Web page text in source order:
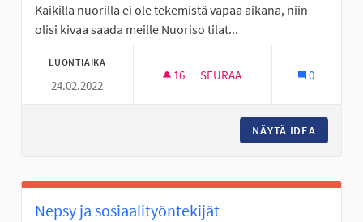
Kaikilla nuorilla ei ole tekemistä vapaa aikana, niin
olisi kivaa saada meille Nuoriso tilat...
LUONTIAIKA
24.02.2022
16 16 SEURAAJAA
SEURAA 0
NÄYTÄ IDEA
Nepsy ja sosiaalityöntekijät